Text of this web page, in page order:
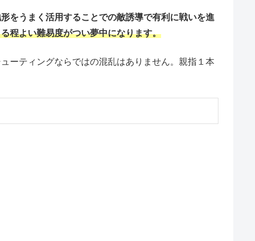
をうまく活用することでの敵誘導で有利に戦いを進
程よい難易度がつい夢中になります。
ーティングならではの混乱はありません。親指１本